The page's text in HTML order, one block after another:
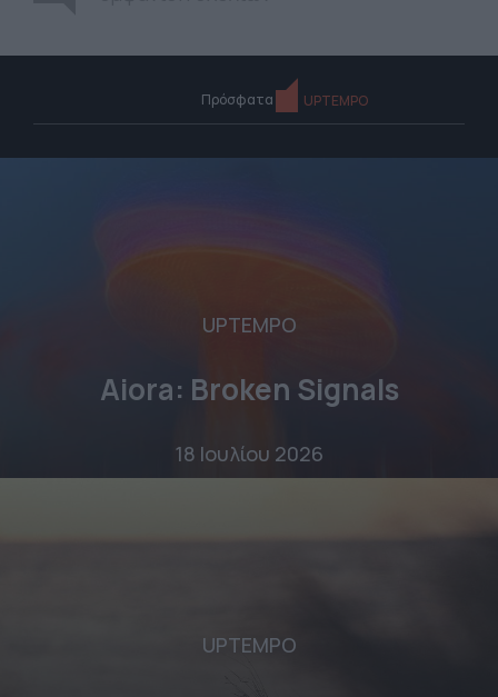
Πρόσφατα UPTEMPO
UPTEMPO
Aiora: Broken Signals
18 Ιουλίου 2026
UPTEMPO